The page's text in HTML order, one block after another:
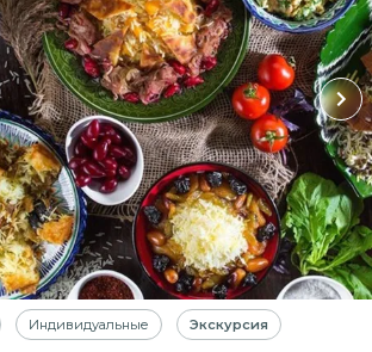
Индивидуальные Экскурсия